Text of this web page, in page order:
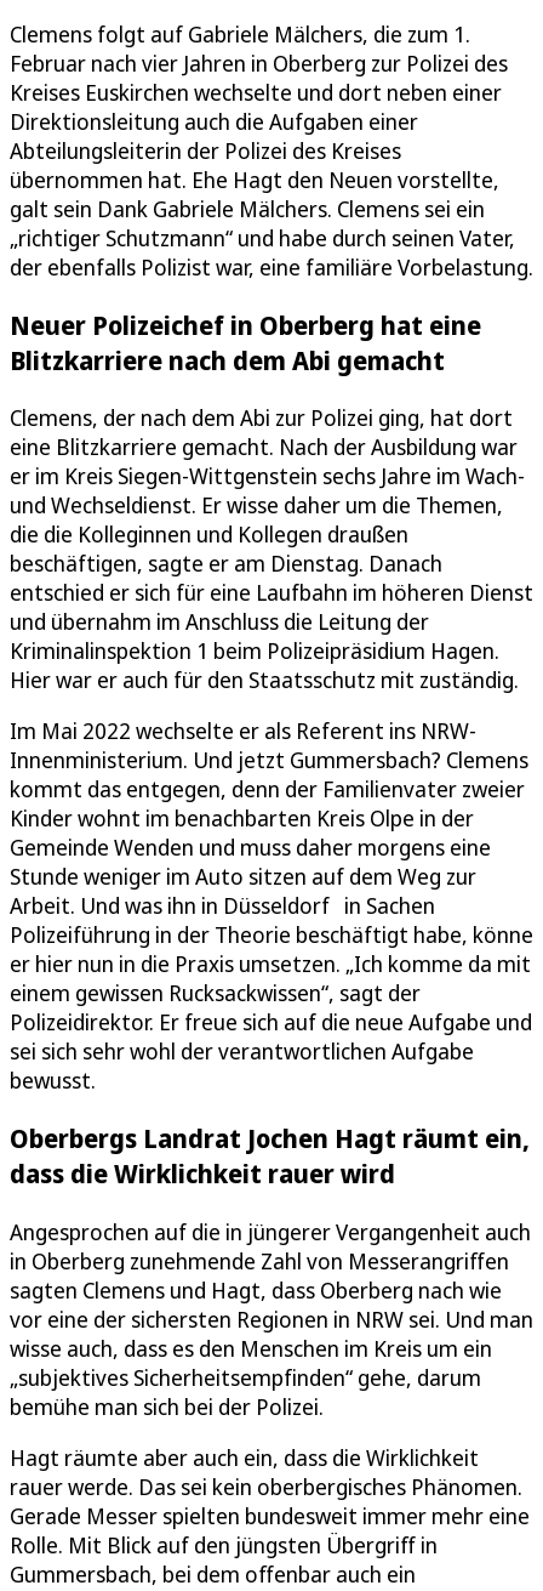
Clemens folgt auf Gabriele Mälchers, die zum 1.
Februar nach vier Jahren in Oberberg zur Polizei des
Kreises Euskirchen wechselte und dort neben einer
Direktionsleitung auch die Aufgaben einer
Abteilungsleiterin der Polizei des Kreises
übernommen hat. Ehe Hagt den Neuen vorstellte,
galt sein Dank Gabriele Mälchers. Clemens sei ein
„richtiger Schutzmann“ und habe durch seinen Vater,
der ebenfalls Polizist war, eine familiäre Vorbelastung.
Neuer Polizeichef in Oberberg hat eine
Blitzkarriere nach dem Abi gemacht
Clemens, der nach dem Abi zur Polizei ging, hat dort
eine Blitzkarriere gemacht. Nach der Ausbildung war
er im Kreis Siegen-Wittgenstein sechs Jahre im Wach-
und Wechseldienst. Er wisse daher um die Themen,
die die Kolleginnen und Kollegen draußen
beschäftigen, sagte er am Dienstag. Danach
entschied er sich für eine Laufbahn im höheren Dienst
und übernahm im Anschluss die Leitung der
Kriminalinspektion 1 beim Polizeipräsidium Hagen.
Hier war er auch für den Staatsschutz mit zuständig.
Im Mai 2022 wechselte er als Referent ins NRW-
Innenministerium. Und jetzt Gummersbach? Clemens
kommt das entgegen, denn der Familienvater zweier
Kinder wohnt im benachbarten Kreis Olpe in der
Gemeinde Wenden und muss daher morgens eine
Stunde weniger im Auto sitzen auf dem Weg zur
Arbeit. Und was ihn in Düsseldorf in Sachen
Polizeiführung in der Theorie beschäftigt habe, könne
er hier nun in die Praxis umsetzen. „Ich komme da mit
einem gewissen Rucksackwissen“, sagt der
Polizeidirektor. Er freue sich auf die neue Aufgabe und
sei sich sehr wohl der verantwortlichen Aufgabe
bewusst.
Oberbergs Landrat Jochen Hagt räumt ein,
dass die Wirklichkeit rauer wird
Angesprochen auf die in jüngerer Vergangenheit auch
in Oberberg zunehmende Zahl von Messerangriffen
sagten Clemens und Hagt, dass Oberberg nach wie
vor eine der sichersten Regionen in NRW sei. Und man
wisse auch, dass es den Menschen im Kreis um ein
„subjektives Sicherheitsempfinden“ gehe, darum
bemühe man sich bei der Polizei.
Hagt räumte aber auch ein, dass die Wirklichkeit
rauer werde. Das sei kein oberbergisches Phänomen.
Gerade Messer spielten bundesweit immer mehr eine
Rolle. Mit Blick auf den jüngsten Übergriff in
Gummersbach, bei dem offenbar auch ein